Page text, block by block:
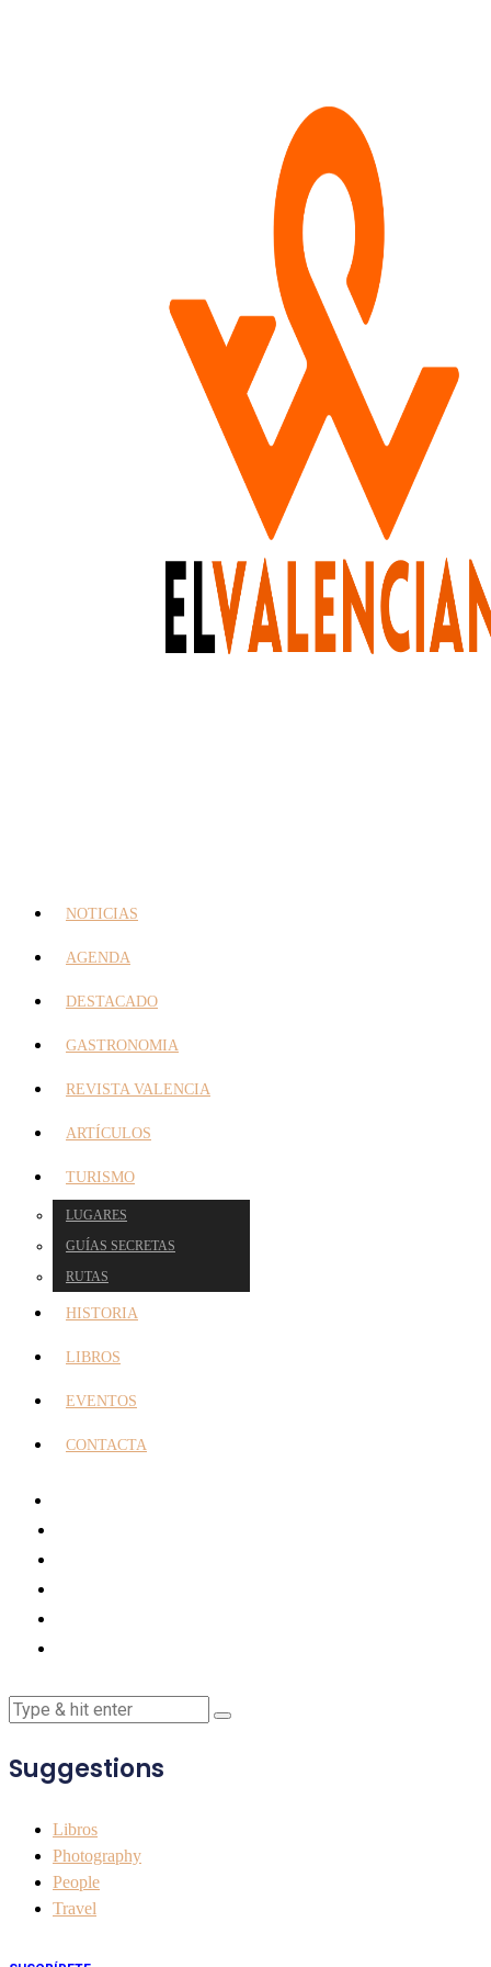
NOTICIAS
AGENDA
DESTACADO
GASTRONOMIA
REVISTA VALENCIA
ARTÍCULOS
TURISMO
LUGARES
GUÍAS SECRETAS
RUTAS
HISTORIA
LIBROS
EVENTOS
CONTACTA
Suggestions
Libros
Photography
People
Travel